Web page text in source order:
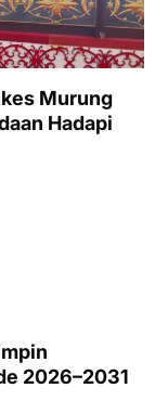
Murung
Hadapi
2026–2031